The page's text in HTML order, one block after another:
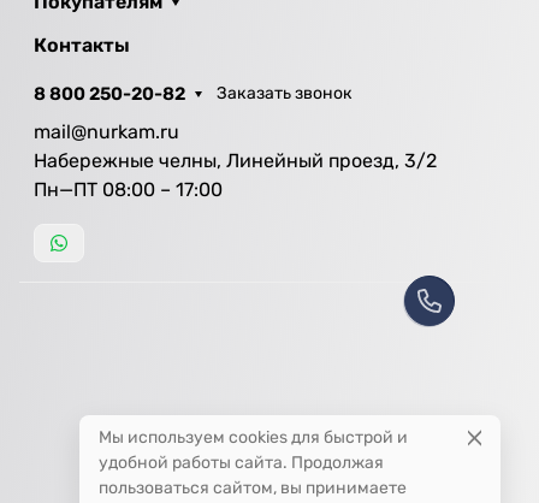
Контакты
8 800 250-20-82 Заказать звонок
mail@nurkam.ru
Набережные челны, Линейный проезд, 3/2
Пн—ПТ 08:00 – 17:00
Мы используем cookies для быстрой и
удобной работы сайта. Продолжая
пользоваться сайтом, вы принимаете